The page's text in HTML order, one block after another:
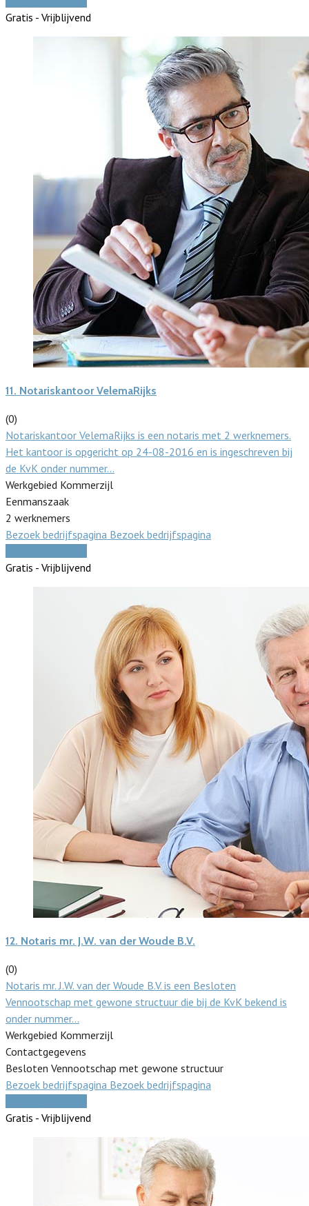
Gratis - Vrijblijvend
11. Notariskantoor VelemaRijks
(0)
Notariskantoor VelemaRijks is een notaris met 2 werknemers.
Het kantoor is opgericht op 24-08-2016 en is ingeschreven bij
de KvK onder nummer…
Werkgebied Kommerzijl
Eenmanszaak
2 werknemers
Bezoek bedrijfspagina Bezoek bedrijfspagina
Gratis - Vrijblijvend
12. Notaris mr. J.W. van der Woude B.V.
(0)
Notaris mr. J.W. van der Woude B.V. is een Besloten
Vennootschap met gewone structuur die bij de KvK bekend is
onder nummer…
Werkgebied Kommerzijl
Contactgegevens
Besloten Vennootschap met gewone structuur
Bezoek bedrijfspagina Bezoek bedrijfspagina
Gratis - Vrijblijvend